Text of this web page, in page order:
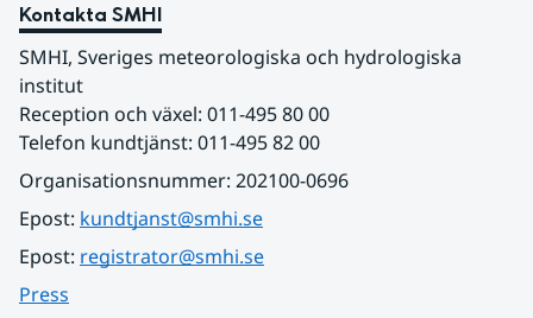
Kontakta SMHI
SMHI, Sveriges meteorologiska och hydrologiska
institut
Reception och växel: 011-495 80 00
Telefon kundtjänst: 011-495 82 00
Organisationsnummer: 202100-0696
Epost: kundtjanst@smhi.se
Epost: registrator@smhi.se
Press